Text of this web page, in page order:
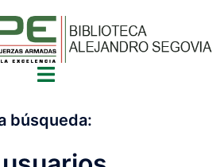
Alternar
búsqueda: